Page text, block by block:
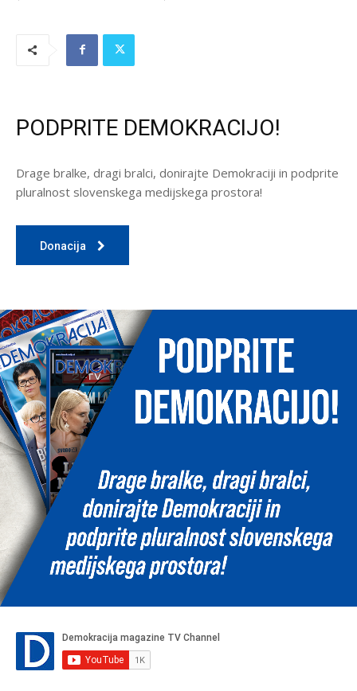
PODPRITE DEMOKRACIJO!
Drage bralke, dragi bralci, donirajte Demokraciji in podprite
pluralnost slovenskega medijskega prostora!
Donacija